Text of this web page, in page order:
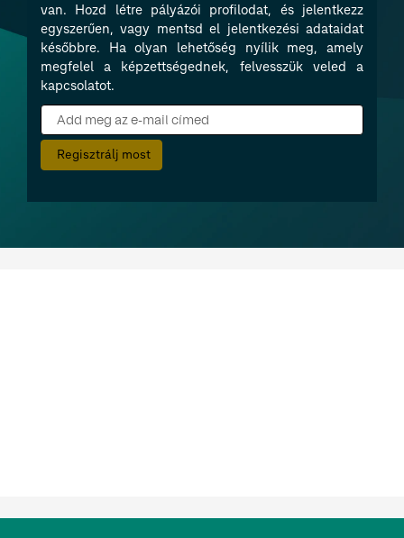
van. Hozd létre pályázói profilodat, és jelentkezz
egyszerűen, vagy mentsd el jelentkezési adataidat
későbbre. Ha olyan lehetőség nyílik meg, amely
megfelel a képzettségednek, felvesszük veled a
kapcsolatot.